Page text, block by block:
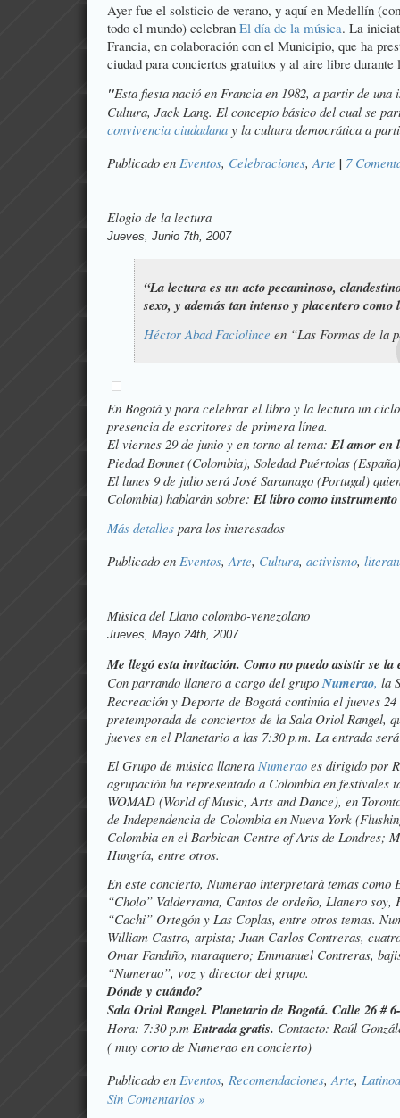
Ayer fue el solsticio de verano, y aquí en Medellín
todo el mundo) celebran El día de la música. La
Francia, en colaboración con el Municipio, que ha
ciudad para conciertos gratuitos y al aire libre durante
"Esta fiesta nació en Francia en 1982, a partir de
Cultura, Jack Lang. El concepto básico del cual se
convivencia ciudadana y la cultura democrática a
Publicado en Eventos, Celebraciones,Arte | 7
Elogio de la lectura
Jueves, Junio 7th, 2007
“La lectura es un acto pecaminoso,
sexo, y además tan intenso y placentero como
Héctor Abad Faciolince en “Las Formas de la
En Bogotá y para celebrar el libro y la lectura un
presencia de escritores de primera línea.
El viernes 29 de junio y en torno al tema:El amor en
Piedad Bonnet (Colombia), Soledad Puértolas
El lunes 9 de julio será José Saramago (Portugal)
Colombia) hablarán sobre:El libro como instrumento
Más detalles para los interesados
Publicado en Eventos,Arte, Cultura, activismo,
Música del Llano colombo-venezolano
Jueves, Mayo 24th, 2007
Me llegó esta invitación. Como no puedo asistir se la
Con parrando llanero a cargo del grupoNumerao, la
Recreación y Deporte de Bogotá continúa el jueves
pretemporada de conciertos de la Sala Oriol Rangel,
jueves en el Planetario a las 7:30 p.m. La entrada
El Grupo de música llanera Numerao es dirigido por
agrupación ha representado a Colombia en festivales
WOMAD (World of Music, Arts and Dance), en
de Independencia de Colombia en Nueva York
Colombia en el Barbican Centre of Arts de Londres;
Hungría, entre otros.
En este concierto, Numerao interpretará temas como
“Cholo” Valderrama, Cantos de ordeño, Llanero soy,
“Cachi” Ortegón y Las Coplas, entre otros temas.
William Castro, arpista; Juan Carlos Contreras,
Omar Fandiño, maraquero; Emmanuel Contreras,
“Numerao”, voz y director del grupo.
Dónde y cuándo?
Sala Oriol Rangel. Planetario de Bogotá. Calle 26 #
Hora: 7:30 p.mEntrada gratis. Contacto: Raúl
( muy corto de Numerao en concierto)
Publicado en Eventos, Recomendaciones,Arte,
Sin Comentarios »